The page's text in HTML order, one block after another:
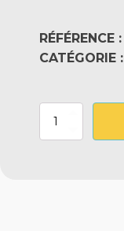
RÉFÉRENCE :
CATÉGORIE :
quantité